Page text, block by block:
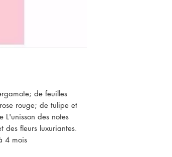
de feuilles
rouge; de tulipe et
L'unisson des notes
des fleurs luxuriantes.
4 mois